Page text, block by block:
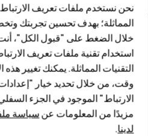
نحن نستخدم ملفات تعريف
المماثلة؛ بهدف تحسين تجربتك
خلال الضغط على "قبول الكل"،
استخدام تقنية ملفات تعريف
التقنيات المماثلة. يمكنك تغيير
وقت، من خلال تحديد خيار
الارتباط" الموجود في الجزء
مزيدًا من المعلومات عنسياسة
لدينا.